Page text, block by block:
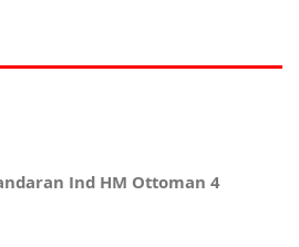
Ind HM Ottoman 4